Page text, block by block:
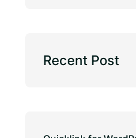
Recent Post